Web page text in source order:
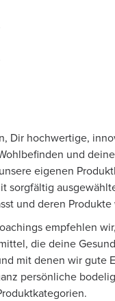
Dir hochwertige,
und
eigenen
sorgfältig
und deren
empfehlen
die deine
mit denen wir gute
persönliche